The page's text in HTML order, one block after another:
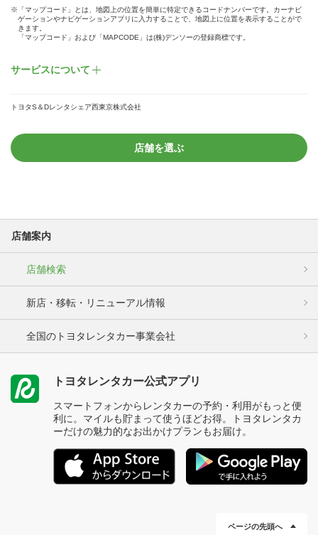
※「マップコード」とは、地図上の位置を簡単に特定できるコードナンバーです。カーナビ
ゲーションやナビゲーションアプリに入力することで、地図上に位置を表示することがで
きます。
「マップコード」および「MAPCODE」は(株)デンソーの登録商標です。
サービスについて
トヨタS＆Dレンタシェア西東京株式会社
店舗を選ぶ
店舗案内
店舗検索
新店・移転・リニューアル情報
全国のトヨタレンタカー事業会社
トヨタレンタカー公式アプリ
スマートフォンからレンタカーの予約・利用がもっと便
利に。マイルも貯まって使うほどお得。トヨタレンタカ
ーだけの魅力的なお出かけプランもお届け。
ページの先頭へ